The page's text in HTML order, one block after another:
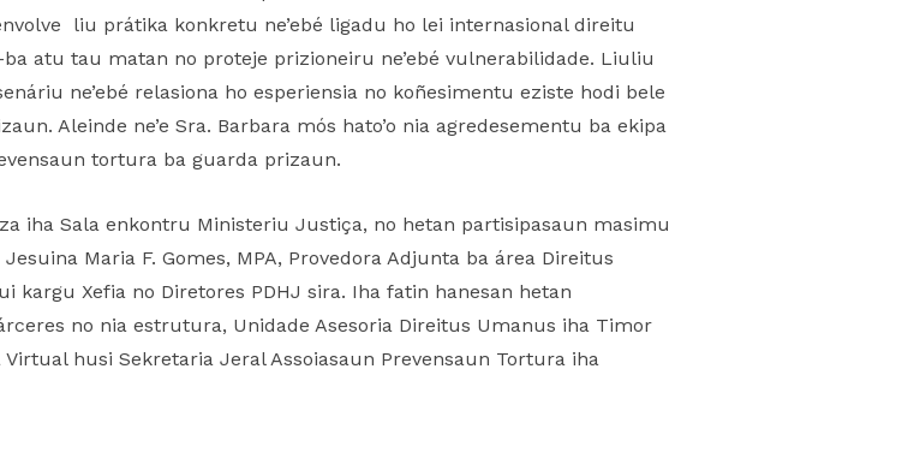
liu prátika konkretu ne’ebé ligadu ho lei internasional direitu
atu tau matan no proteje prizioneiru ne’ebé vulnerabilidade. Liuliu
ne’ebé relasiona ho esperiensia no koñesimentu eziste hodi bele
Aleinde ne’e Sra. Barbara mós hato’o nia agredesementu ba ekipa
tortura ba guarda prizaun.
iha Sala enkontru Ministeriu Justiça, no hetan partisipasaun masimu
Maria F. Gomes, MPA, Provedora Adjunta ba área Direitus
kargu Xefia no Diretores PDHJ sira. Iha fatin hanesan hetan
no nia estrutura, Unidade Asesoria Direitus Umanus iha Timor
husi Sekretaria Jeral Assoiasaun Prevensaun Tortura iha